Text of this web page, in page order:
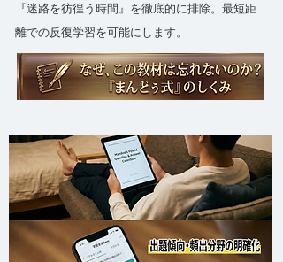
『迷路を彷徨う時間』を徹底的に排除。最短距
離での反復学習を可能にします。